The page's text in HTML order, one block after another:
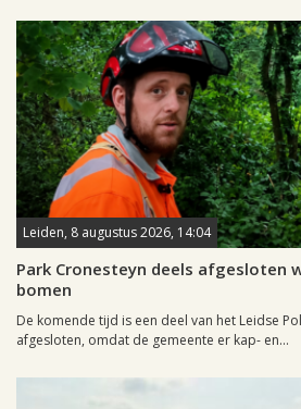
Leiden, 8 augustus 2026, 14:04
Park Cronesteyn deels afgesloten
bomen
De komende tijd is een deel van het Leidse
afgesloten, omdat de gemeente er kap- en...